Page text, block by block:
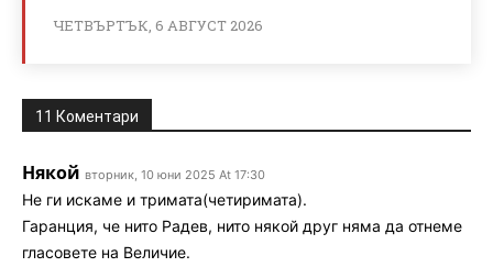
ЧЕТВЪРТЪК, 6 АВГУСТ 2026
11 Коментари
Някой вторник, 10 юни 2025 At 17:30
Не ги искаме и тримата(четиримата).
Гаранция, че нито Радев, нито някой друг няма да отнеме
гласовете на Величие.